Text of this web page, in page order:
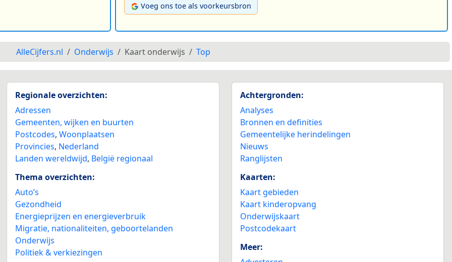
Voeg ons toe als voorkeursbron
AlleCijfers.nl Onderwijs Kaart onderwijs Top
Regionale overzichten:
Adressen
Gemeenten, wijken en buurten
Postcodes,Woonplaatsen
Provincies, Nederland
Landen wereldwijd, België regionaal
Thema overzichten:
Auto’s
Gezondheid
Energieprijzen en energieverbruik
Migratie, nationaliteiten, geboortelanden
Onderwijs
Politiek & verkiezingen
Achtergronden:
Analyses
Bronnen en definities
Gemeentelijke herindelingen
Nieuws
Ranglijsten
Kaarten:
Kaart gebieden
Kaart kinderopvang
Onderwijskaart
Postcodekaart
Meer: